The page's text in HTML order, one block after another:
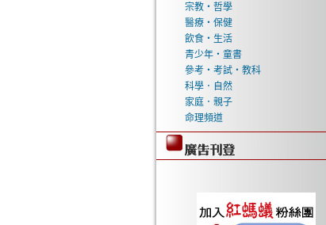
宗教‧哲學
醫療‧保健
飲食‧生活
青少年‧童書
參考‧考試‧教科
科學．自然
家庭．親子
命理頻道